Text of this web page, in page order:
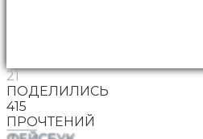
21
ПОДЕЛИЛИСЬ
415
ПРОЧТЕНИЙ